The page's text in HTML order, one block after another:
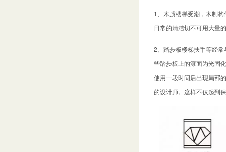
1、木质楼梯受潮，木制
日常的清洁切不可用大量
2、踏步板楼梯扶手等经
些踏步板上的漆面为光固
使用一段时间后出现局部
的设计师。这样不仅起到